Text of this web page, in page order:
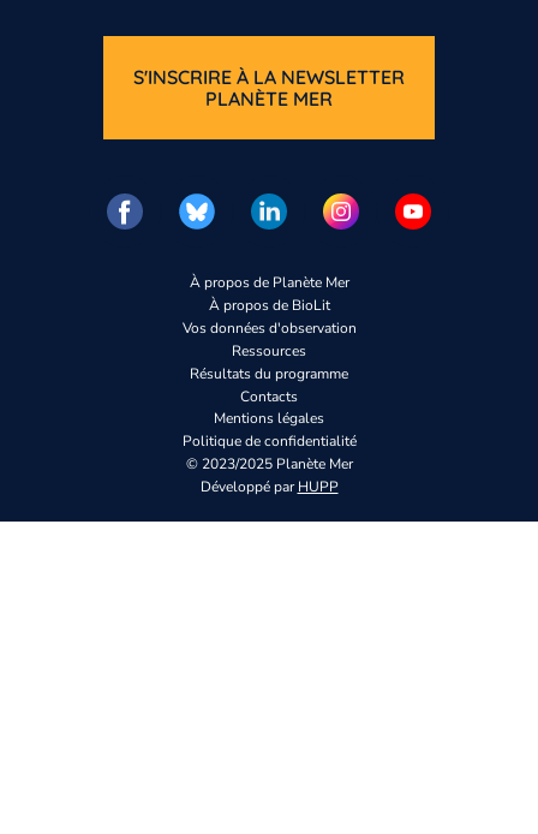
À propos de Planète Mer
À propos de BioLit
Vos données d'observation
Ressources
Résultats du programme
Contacts
Mentions légales
Politique de confidentialité
© 2023/2025 Planète Mer
Développé parHUPP
S'INSCRIRE À LA NEWSLETTER
PLANÈTE MER